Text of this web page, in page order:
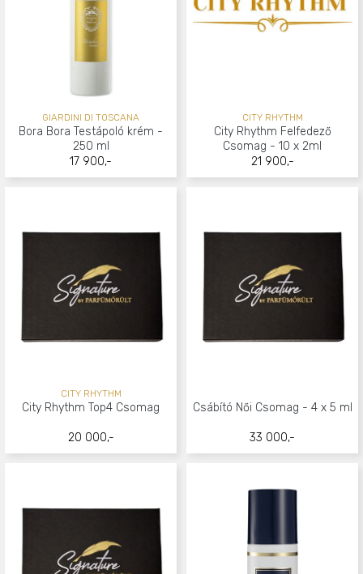
17 900,-
GIARDINI DI TOSCANA
Bora Bora Testápoló krém -
250 ml
21 900,-
CITY RHYTHM
City Rhythm Felfedező
Csomag - 10 x 2ml
20 000,-
CITY RHYTHM
City Rhythm Top4 Csomag
33 000,-
Csábító Női Csomag - 4 x 5 ml